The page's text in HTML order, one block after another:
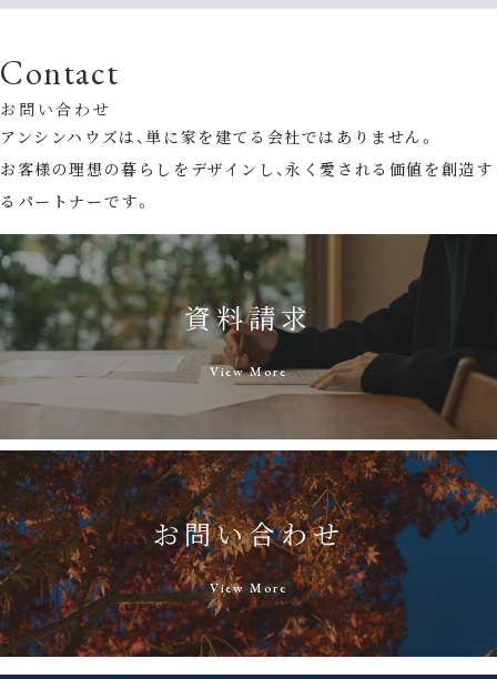
Contact
お問い合わせ
アンシンハウズは、単に家を建てる会社ではありません。
お客様の理想の暮らしをデザインし、永く愛される価値を創造す
るパートナーです。
資料請求
View More
お問い合わせ
View More